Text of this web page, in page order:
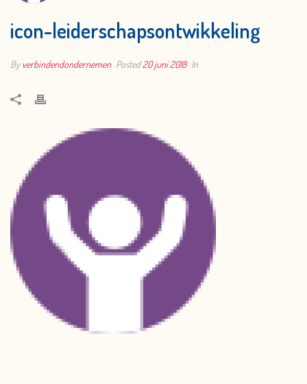
icon-leiderschapsontwikkeling
Byverbindendondernemen Posted20 juni 2018 In